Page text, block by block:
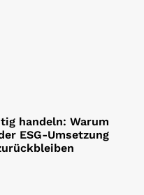
handeln: Warum
ESG-Umsetzung